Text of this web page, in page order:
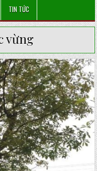
TIN TỨC
vừng